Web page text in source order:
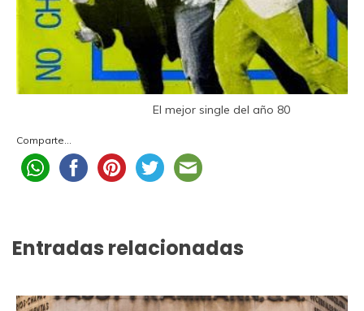
El mejor single del año 80
Comparte...
Entradas relacionadas